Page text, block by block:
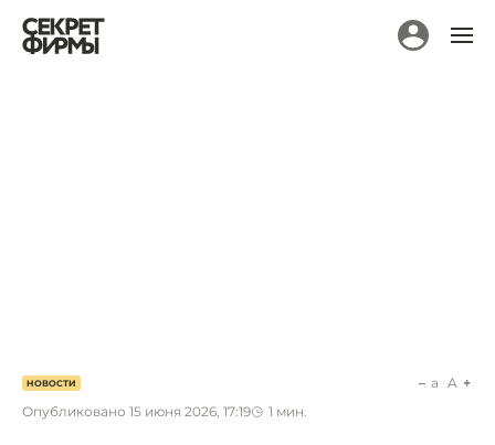
НОВОСТИ
Опубликовано 15 июня 2026, 17:19 1 мин.
a A